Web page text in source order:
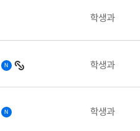
학생과
N 학생과
N 학생과